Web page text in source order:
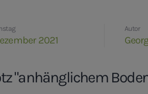
2021
Autor
"anhänglichem